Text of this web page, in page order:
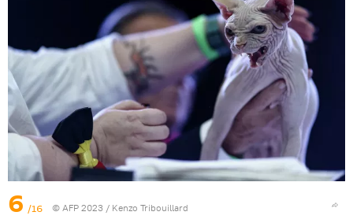
6 /16 © AFP 2023 / Kenzo Tribouillard